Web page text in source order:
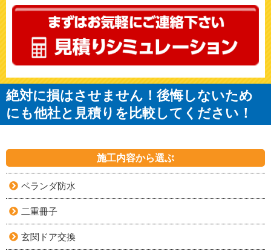
絶対に損はさせません！後悔しないため
にも他社と見積りを比較してください！
施工内容から選ぶ
ベランダ防水
二重冊子
玄関ドア交換